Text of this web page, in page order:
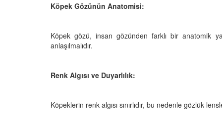
Köpek Gözünün Anatomisi:
Köpek gözü, insan gözünden farklı bir anatomik
anlaşılmalıdır.
Renk Algısı ve Duyarlılık:
Köpeklerin renk algısı sınırlıdır, bu nedenle gözlük
Boş Duvara
Köpeklerinin
22.10.2025
Köpek Sağlığı: